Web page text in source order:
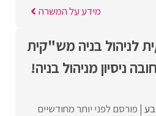
מידע על המשרה
לניהול בניה מש"קית
ניסיון מניהול בניה!
פורסם לפני יותר מחודשיים